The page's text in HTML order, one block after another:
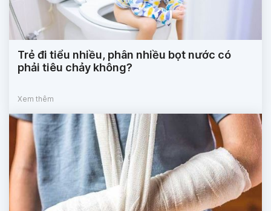
Trẻ đi tiểu nhiều, phân nhiều bọt nước có
phải tiêu chảy không?
Xem thêm